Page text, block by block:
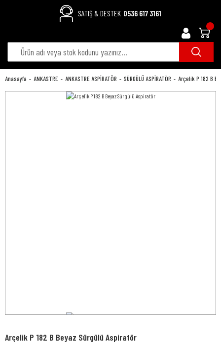
SATIŞ & DESTEK 0536 617 3161
Anasayfa ANKASTRE ANKASTRE ASPİRATÖR SÜRGÜLÜ ASPİRATÖR Arçelik P 182 B
Arçelik P 182 B Beyaz Sürgülü Aspiratör